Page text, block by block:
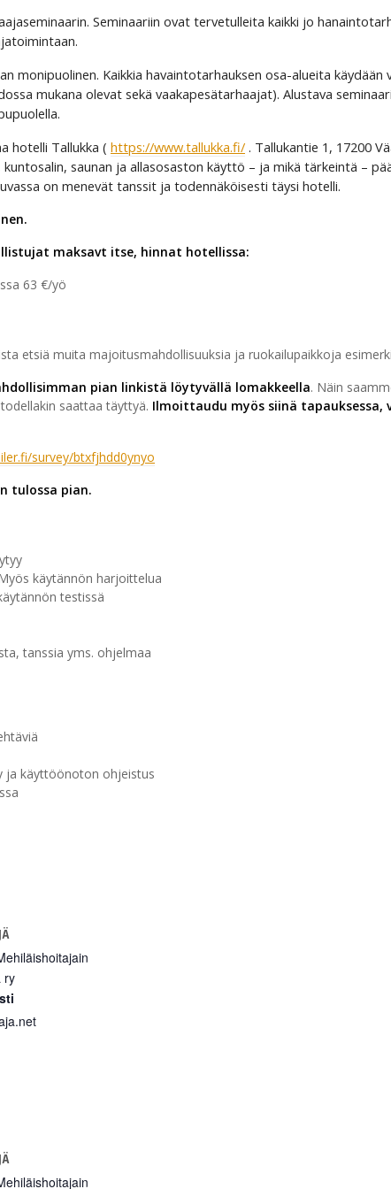
Seminaariin ovat tervetulleita kaikki jo
monipuolinen. Kaikkia havaintotarhauksen osa-alueita
mukana olevat sekä vaakapesätarhaajat). Alustava
hotelli Tallukka ( https://www.tallukka.fi/ . Tallukantie 1, 17200
saunan ja allasosaston käyttö – ja mikä tärkeintä –
on menevät tanssit ja todennäköisesti täysi hotelli.
maksavt itse, hinnat hotellissa:
63 €/yö
etsiä muita majoitusmahdollisuuksia ja ruokailupaikkoja
pian linkistä löytyvällä lomakkeella. Näin
saattaa täyttyä. Ilmoittaudu myös siinä
survey/btxfjhdd0ynyo
tulossa pian.
käytännön harjoittelua
testissä
tanssia yms. ohjelmaa
ja käyttöönoton ohjeistus
ry